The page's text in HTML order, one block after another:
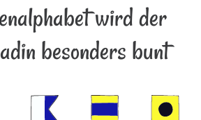
wird der
besonders bunt